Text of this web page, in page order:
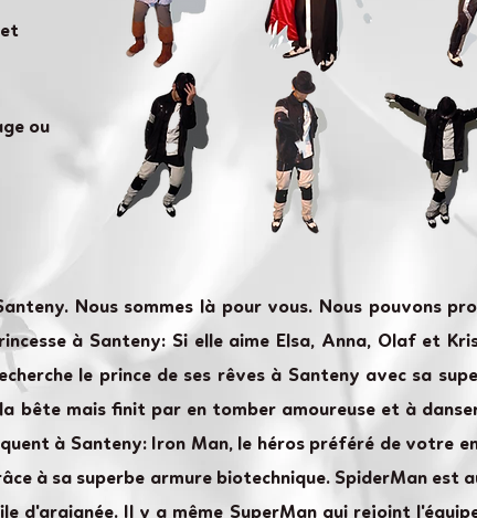
ou
Nous sommes là pour vous. Nous pouvons
à Santeny: Si elle aime Elsa, Anna, Olaf et
le prince de ses rêves à Santeny avec sa
bête mais finit par en tomber amoureuse et à
à Santeny: Iron Man, le héros préféré de votre
à sa superbe armure biotechnique. SpiderMan est
d'araignée. Il y a même SuperMan qui rejoint